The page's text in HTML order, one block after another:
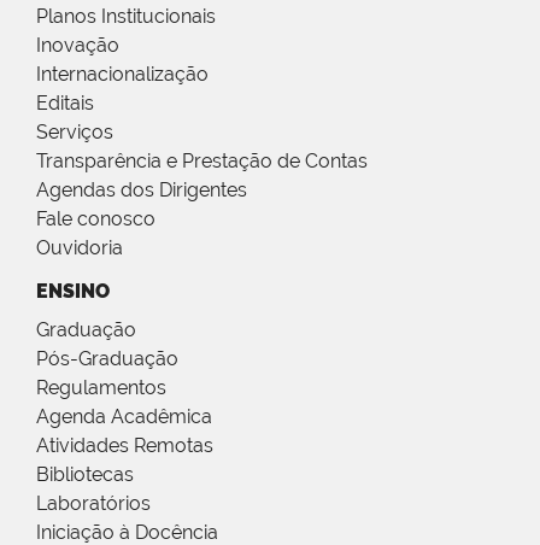
Planos Institucionais
Inovação
Internacionalização
Editais
Serviços
Transparência e Prestação de Contas
Agendas dos Dirigentes
Fale conosco
Ouvidoria
ENSINO
Graduação
Pós-Graduação
Regulamentos
Agenda Acadêmica
Atividades Remotas
Bibliotecas
Laboratórios
Iniciação à Docência